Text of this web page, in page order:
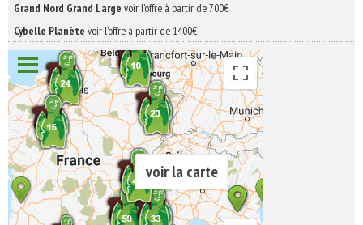
Grand Nord Grand Large voir l'offre à partir de 700€
Cybelle Planète voir l'offre à partir de 1400€
voir la carte